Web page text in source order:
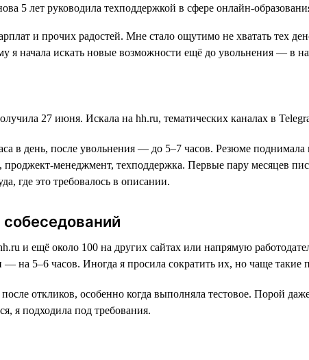
и прочих радостей. Мне стало ощутимо не хватать тех
я начала искать новые возможности ещё до увольнения — в
27 июня. Искала на hh.ru, тематических каналах в
в день, после увольнения — до 5–7 часов. Резюме
проджект-менеджмент, техподдержка. Первые пару месяцев
где это требовалось в описании.
и ещё около 100 на других сайтах или напрямую
на 5–6 часов. Иногда я просила сократить их, но чаще такие
откликов, особенно когда выполняла тестовое. Порой
я подходила под требования.